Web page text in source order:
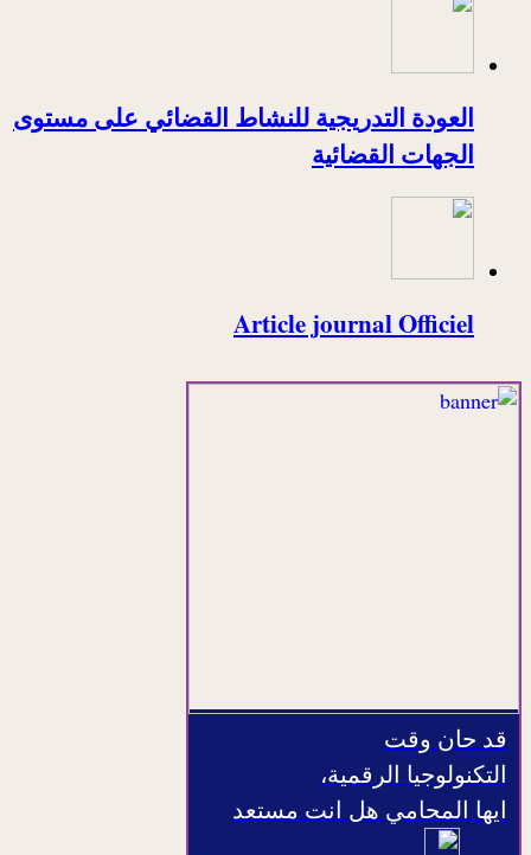
العودة التدريجية للنشاط القضائي على مستوى
الجهات القضائية
Article journal Officiel
قد حان وقت
التكنولوجيا الرقمية،
ايها المحامي هل انت مستعد